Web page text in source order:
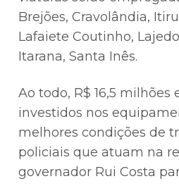
Brejões, Cravolândia,
Lafaiete Coutinho,
Itarana, Santa Inês.
Ao todo, R$ 16,5 milhões
investidos nos
melhores condições de
policiais que atuam na
governador Rui Costa